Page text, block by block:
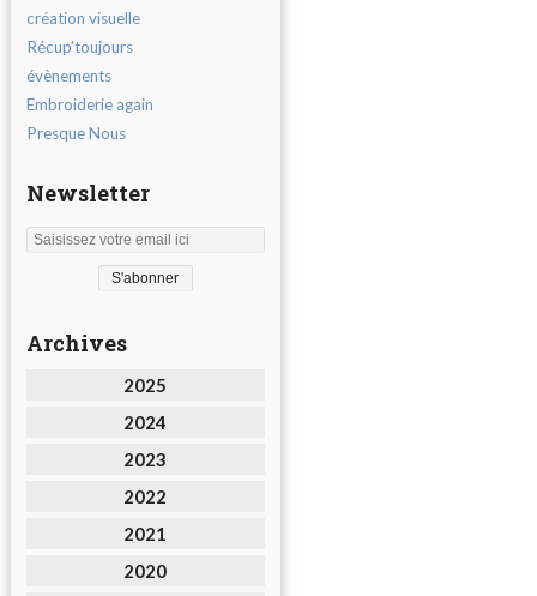
création visuelle
Récup'toujours
évènements
Embroiderie again
Presque Nous
Newsletter
Archives
2025
2024
2023
2022
2021
2020